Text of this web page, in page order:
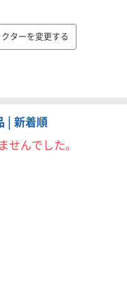
クターを変更する
| 新着順
せんでした。